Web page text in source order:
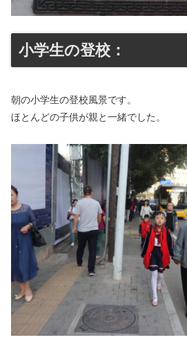
小学生の登校：
朝の小学生の登校風景です。
ほとんどの子供が親と一緒でした。